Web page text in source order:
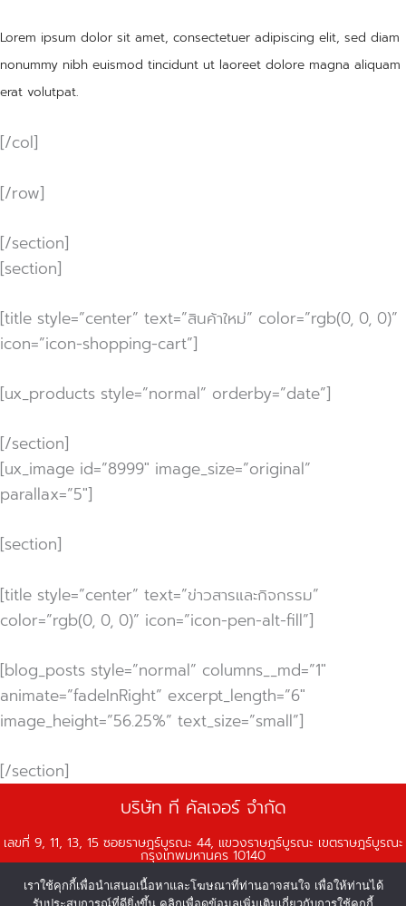
Lorem ipsum dolor sit amet, consectetuer adipiscing elit, sed diam
nonummy nibh euismod tincidunt ut laoreet dolore magna aliquam
erat volutpat.
[/col]
[/row]
[/section]
[section]
[title style=”center” text=”สินค้าใหม่” color=”rgb(0, 0, 0)”
icon=”icon-shopping-cart”]
[ux_products style=”normal” orderby=”date”]
[/section]
[ux_image id=”8999″ image_size=”original”
parallax=”5″]
[section]
[title style=”center” text=”ข่าวสารและกิจกรรม”
color=”rgb(0, 0, 0)” icon=”icon-pen-alt-fill”]
[blog_posts style=”normal” columns__md=”1″
animate=”fadeInRight” excerpt_length=”6″
image_height=”56.25%” text_size=”small”]
[/section]
บริษัท ที คัลเจอร์ จำกัด
เลขที่ 9, 11, 13, 15 ซอยราษฎร์บูรณะ 44, แขวงราษฎร์บูรณะ เขตราษฎร์บูรณะ
กรุงเทพมหานคร 10140
เวลาทำการ จันทร์-ศุกร์ เวลา 08:00 - 18:00 น.
เราใช้คุกกี้เพื่อนำเสนอเนื้อหาและโฆษณาที่ท่านอาจสนใจ เพื่อให้ท่านได้